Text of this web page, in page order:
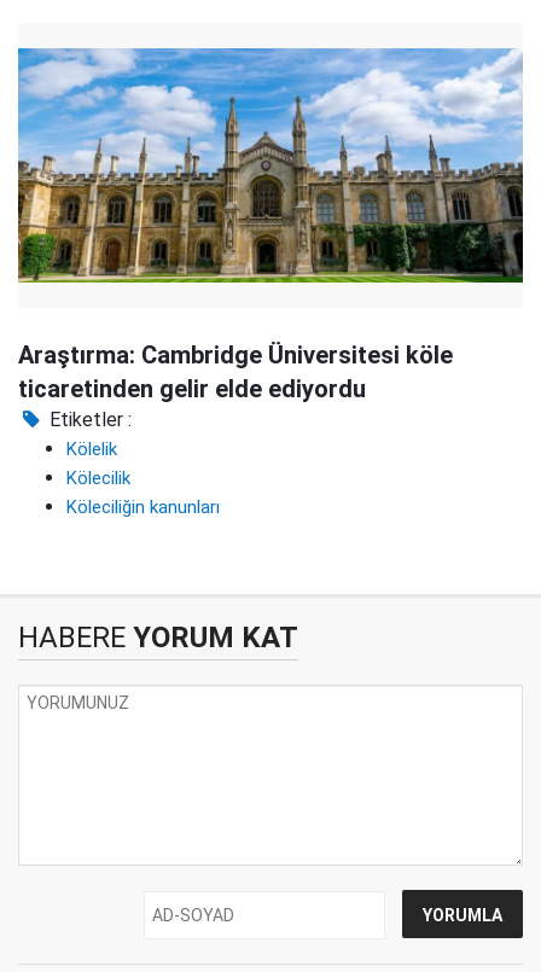
Araştırma: Cambridge Üniversitesi köle
ticaretinden gelir elde ediyordu
Etiketler :
Kölelik
Kölecilik
Köleciliğin kanunları
HABERE YORUM KAT